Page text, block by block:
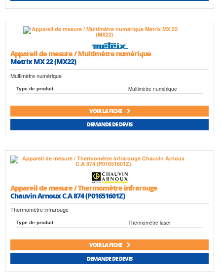
Appareil de mesure / Multimètre numérique
Metrix MX 22 (MX22)
Multimètre numérique
Type de produit Multimètre numérique
VOIR LA FICHE
DEMANDE DE DEVIS
Appareil de mesure / Thermomètre infrarouge
Chauvin Arnoux C.A 874 (P01651601Z)
Thermomètre infrarouge
Type de produit Thermomètre laser
VOIR LA FICHE
DEMANDE DE DEVIS